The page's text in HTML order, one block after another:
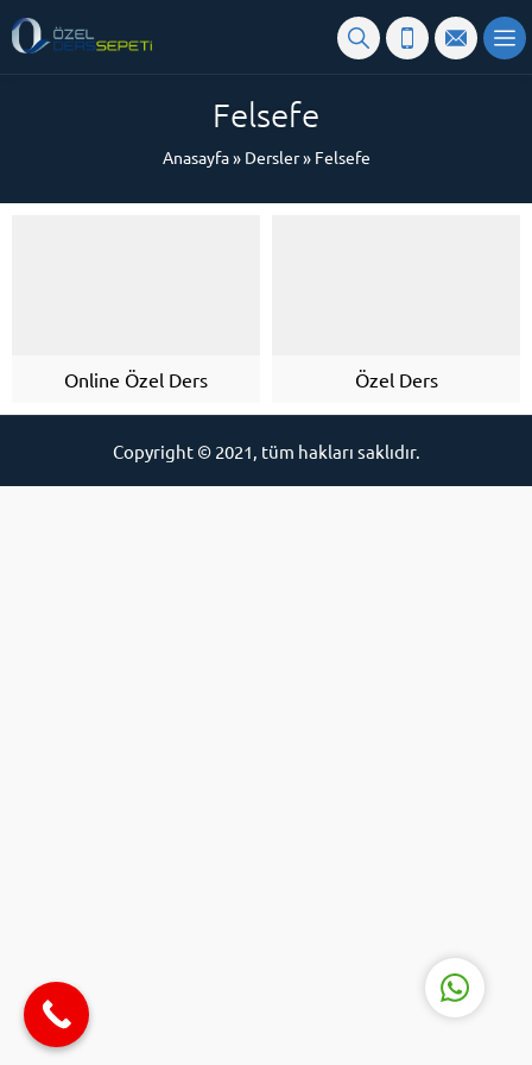
Felsefe
Anasayfa» Dersler» Felsefe
Online Özel Ders Özel Ders
Copyright © 2021, tüm hakları saklıdır.